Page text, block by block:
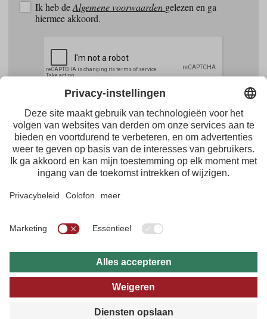
Ik heb deAlgemene voorwaarden gelezen en ga
hiermee akkoord.
Maria-Theresien-Straße 55 · 6020 Innsbruck
RSS-feeds
Impressum
Gegevensbescherming
Algemene voorwaarden
B2B
Privacy-instellingen
FacebookYoutubeInstagramPinterestFeed